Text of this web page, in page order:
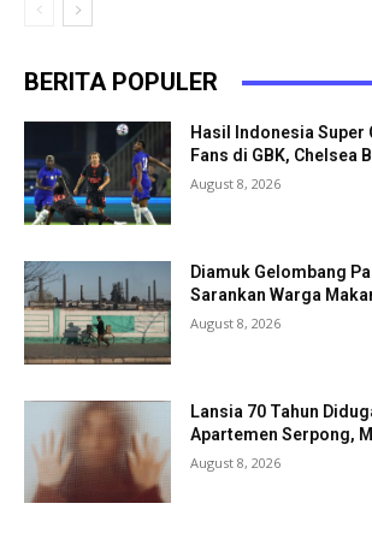
BERITA POPULER
Hasil Indonesia Super
Fans di GBK, Chelsea
August 8, 2026
Diamuk Gelombang
Sarankan Warga
August 8, 2026
Lansia 70 Tahun
Apartemen Serpong,
August 8, 2026